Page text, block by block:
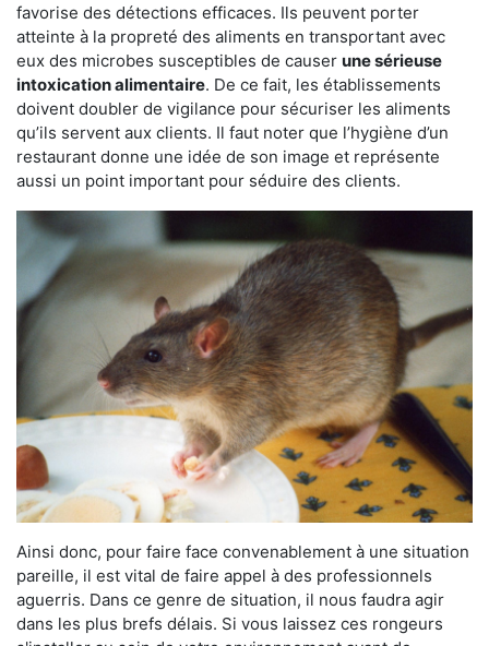
favorise des détections efficaces. Ils peuvent porter
atteinte à la propreté des aliments en transportant avec
eux des microbes susceptibles de causer une sérieuse
intoxication alimentaire. De ce fait, les établissements
doivent doubler de vigilance pour sécuriser les aliments
qu’ils servent aux clients. Il faut noter que l’hygiène d’un
restaurant donne une idée de son image et représente
aussi un point important pour séduire des clients.
Ainsi donc, pour faire face convenablement à une situation
pareille, il est vital de faire appel à des professionnels
aguerris. Dans ce genre de situation, il nous faudra agir
dans les plus brefs délais. Si vous laissez ces rongeurs